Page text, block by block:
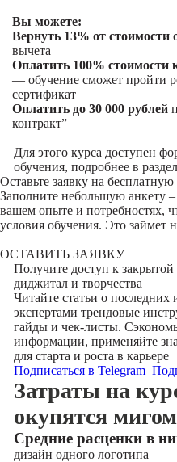
Вы можете:
Вернуть 13% от стоимости
вычета
Оплатить 100% стоимости
— обучение сможет пройти
сертификат
Оплатить до 30 000 рублей
контракт”
Для этого курса доступен
обучения, подробнее в
Оставьте заявку на бесплатную
Заполните небольшую анкету
вашем опыте и потребностях,
условия обучения. Это займет
ОСТАВИТЬ ЗАЯВКУ
Получите доступ к закрытой
диджитал и творчества
Читайте статьи о последних
экспертами трендовые
гайды и чек-листы.
информации, применяйте
для старта и роста в карьере
Подписаться в Telegram
Затраты на
окупятся мигом
Cредние расценки в
дизайн одного логотипа